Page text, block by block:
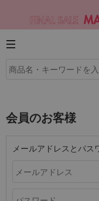
会員のお客様
メールアドレスとパス